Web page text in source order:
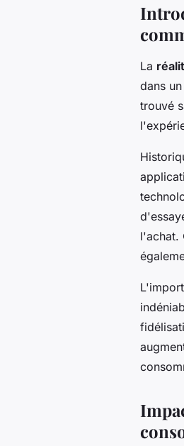
La
dans
trouvé
l'achat.